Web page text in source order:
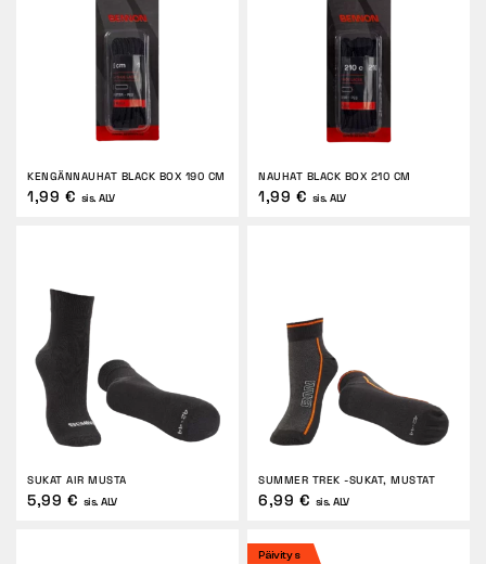
KENGÄNNAUHAT BLACK BOX 190 CM
1,99 € sis. ALV
NAUHAT BLACK BOX 210 CM
1,99 € sis. ALV
SUKAT AIR MUSTA
5,99 € sis. ALV
SUMMER TREK -SUKAT, MUSTAT
6,99 € sis. ALV
Päivitys